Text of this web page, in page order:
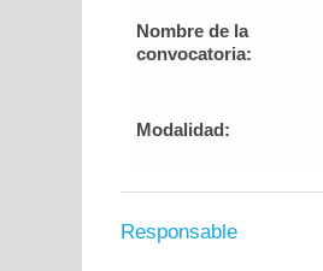
Nombre de la
convocatoria:
Modalidad:
Responsable